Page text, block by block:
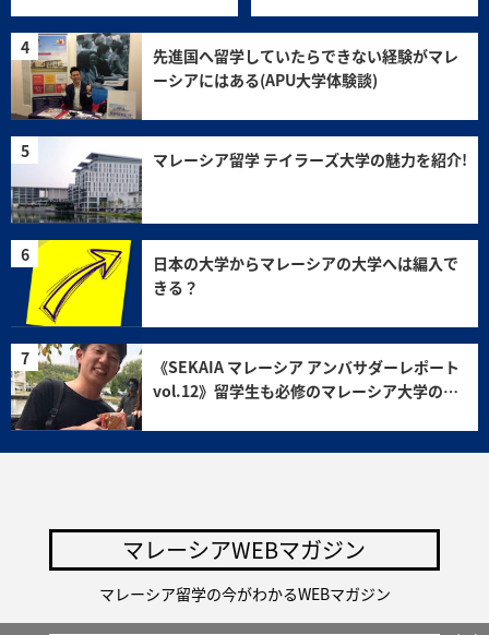
BLEU)
(Help大学体験談)
先進国へ留学していたらできない経験がマレ
ーシアにはある(APU大学体験談)
マレーシア留学 テイラーズ大学の魅力を紹介!
日本の大学からマレーシアの大学へは編入で
きる？
《SEKAIA マレーシア アンバサダーレポート
vol.12》留学生も必修のマレーシア大学の科
マレーシアWEBマガジン
マレーシア留学の今がわかるWEBマガジン